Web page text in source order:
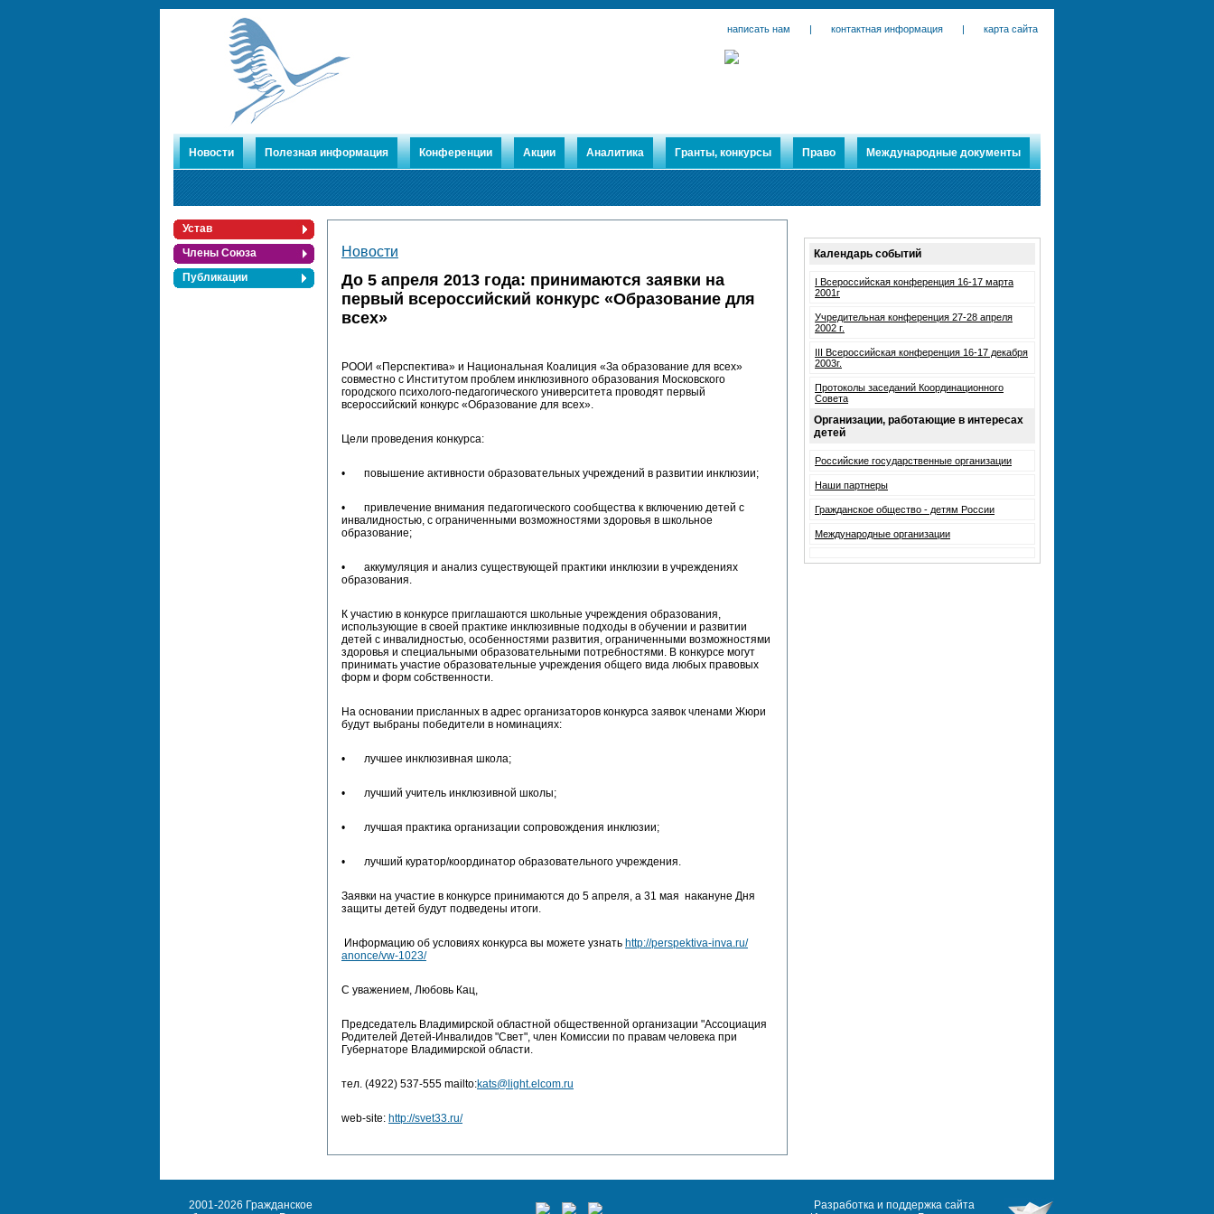
написать нам | контактная информация | карта сайта
Новости Полезная информация Конференции Акции Аналитика Гранты, конкурсы Право Международные документы
Устав
Члены Союза
Публикации
Новости
До 5 апреля 2013 года: принимаются заявки на
первый всероссийский конкурс «Образование для
всех»
РООИ «Перспектива» и Национальная Коалиция «За образование для всех»
совместно с Институтом проблем инклюзивного образования Московского
городского психолого-педагогического университета проводят первый
всероссийский конкурс «Образование для всех».
Цели проведения конкурса:
• повышение активности образовательных учреждений в развитии инклюзии;
• привлечение внимания педагогического сообщества к включению детей с
инвалидностью, с ограниченными возможностями здоровья в школьное
образование;
• аккумуляция и анализ существующей практики инклюзии в учреждениях
образования.
К участию в конкурсе приглашаются школьные учреждения образования,
использующие в своей практике инклюзивные подходы в обучении и развитии
детей с инвалидностью, особенностями развития, ограниченными возможностями
здоровья и специальными образовательными потребностями. В конкурсе могут
принимать участие образовательные учреждения общего вида любых правовых
форм и форм собственности.
На основании присланных в адрес организаторов конкурса заявок членами Жюри
будут выбраны победители в номинациях:
• лучшее инклюзивная школа;
• лучший учитель инклюзивной школы;
• лучшая практика организации сопровождения инклюзии;
• лучший куратор/координатор образовательного учреждения.
Заявки на участие в конкурсе принимаются до 5 апреля, а 31 мая накануне Дня
защиты детей будут подведены итоги.
Информацию об условиях конкурса вы можете узнать http://perspektiva-inva.ru/
anonce/vw-1023/
С уважением, Любовь Кац,
Председатель Владимирской областной общественной организации "Ассоциация
Родителей Детей-Инвалидов "Свет", член Комиссии по правам человека при
Губернаторе Владимирской области.
тел. (4922) 537-555 mailto:kats@light.elcom.ru
web-site: http://svet33.ru/
Календарь событий
I Всероссийская конференция 16-17 марта
2001г
Учредительная конференция 27-28 апреля
2002 г.
III Всероссийская конференция 16-17 декабря
2003г.
Протоколы заседаний Координационного
Совета
Организации, работающие в интересах
детей
Российские государственные организации
Наши партнеры
Гражданское общество - детям России
Международные организации
2001-2026 Гражданское
Разработка и поддержка сайта